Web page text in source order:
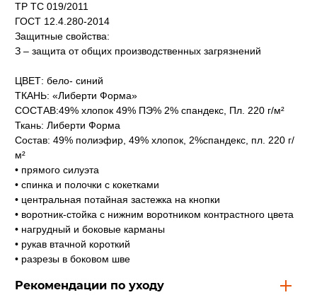
ТР ТС 019/2011
ГОСТ 12.4.280-2014
Защитные свойства:
З – защита от общих производственных загрязнений
ЦВЕТ: бело- синий
ТКАНЬ: «Либерти Форма»
СОСТАВ:49% хлопок 49% ПЭ% 2% спандекс, Пл. 220 г/м²
Ткань: Либерти Форма
Состав: 49% полиэфир, 49% хлопок, 2%спандекс, пл. 220 г/
м²
• прямого силуэта
• спинка и полочки с кокетками
• центральная потайная застежка на кнопки
• воротник-стойка с нижним воротником контрастного цвета
• нагрудный и боковые карманы
• рукав втачной короткий
• разрезы в боковом шве
Рекомендации по уходу